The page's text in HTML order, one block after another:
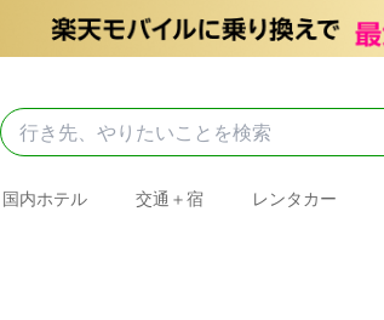
国内ホテル 交通＋宿 レンタカー